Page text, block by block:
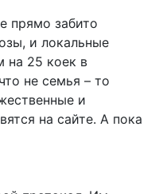
прямо забито
и локальные
на 25 коек в
не семья – то
и
на сайте. А пока